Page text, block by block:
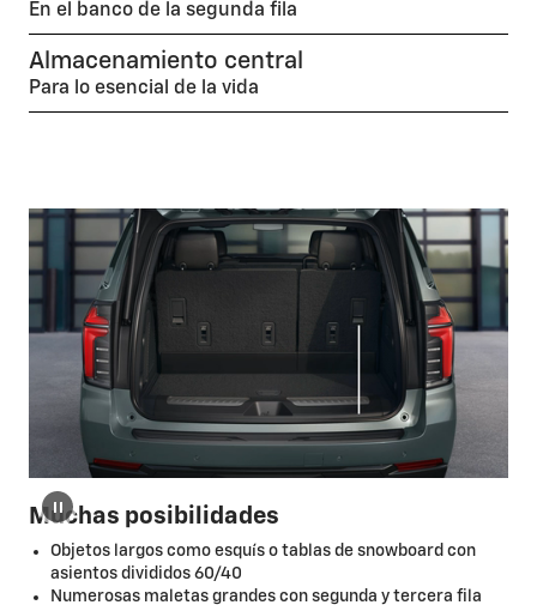
En el banco de la segunda fila
Almacenamiento central
Para lo esencial de la vida
Muchas posibilidades
Objetos largos como esquís o tablas de snowboard con
asientos divididos 60/40
Numerosas maletas grandes con segunda y tercera fila